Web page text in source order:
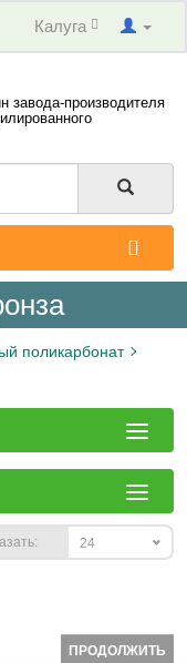
Калуга
завода-производителя
поликарбонат
24
ПРОДОЛЖИТЬ